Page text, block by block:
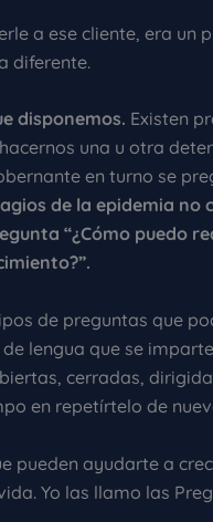
a ese cliente, era un
diferente.
disponemos. Existen
una u otra
en turno se
de la epidemia no
“¿Cómo puedo
de preguntas que
lengua que se
cerradas,
en repetírtelo de
pueden ayudarte a
Yo las llamo las